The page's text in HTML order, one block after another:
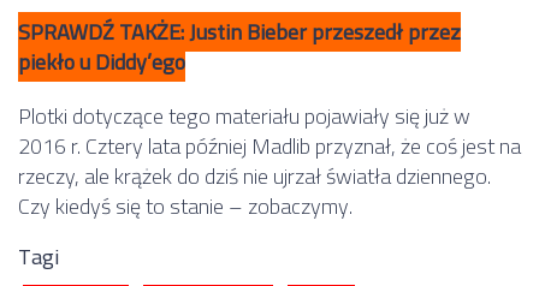
SPRAWDŹ TAKŻE: Justin Bieber przeszedł przez
piekło u Diddy’ego
Plotki dotyczące tego materiału pojawiały się już w
2016 r. Cztery lata później Madlib przyznał, że coś jest na
rzeczy, ale krążek do dziś nie ujrzał światła dziennego.
Czy kiedyś się to stanie – zobaczymy.
Tagi